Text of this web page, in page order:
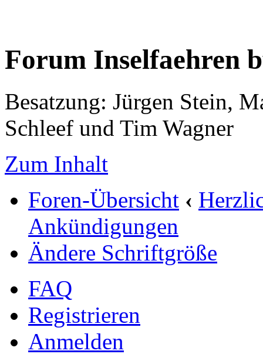
Forum Inselfaehren
Besatzung: Jürgen Stein,
Schleef und Tim Wagner
Zum Inhalt
Foren-Übersicht ‹
Ankündigungen
Ändere Schriftgröße
FAQ
Registrieren
Anmelden